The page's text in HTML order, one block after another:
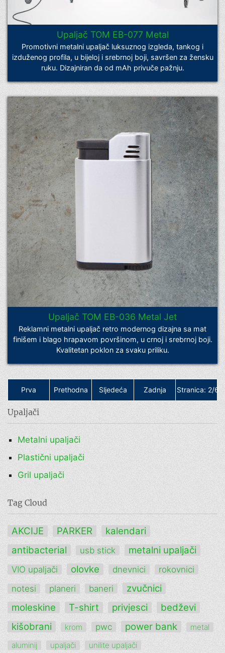
Upaljač TOM EB-077 Metal
Promotivni metalni upaljač luksuznog izgleda, tankog i
izduženog profila, u bijeloj i srebrnoj boji, savršen za žensku
ruku. Dizajniran da od mAh privuče pažnju.
Upaljač TOM EB-036 Metal Jet
Reklamni metalni upaljač retro modernog dizajna sa mat
finišem i blago hrapavom površinom, u crnoj i srebrnoj boji.
Kvalitetan poklon za svaku priliku.
Prva Prethodna Sljedeća Zadnja Stranica: 2/6
Upaljači
Metalni upaljači
Plastični upaljači
Gril upaljači
Tag Cloud
AKCIJE PARKER
kalendari
antibacterial
usb stick metalni upaljači
VIO upaljači olovke dnevnici
rokovnici
notesi
planeri baneri
zvučnici
moleskine
T-shirt privjesci
bedževi
kišobrani
krom pwc power bank
metal
aluminij
upaljači unilite upaljači